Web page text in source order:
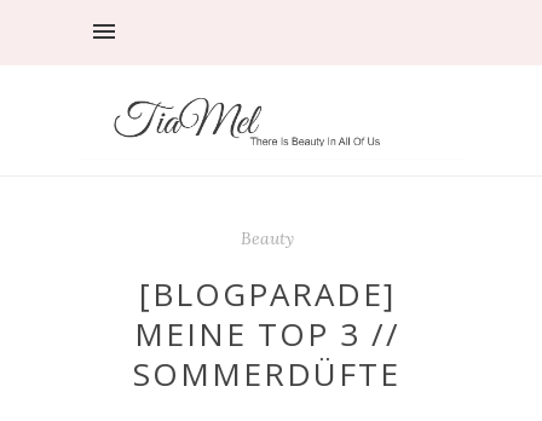
Beauty
[BLOGPARADE]
MEINE TOP 3 //
SOMMERDÜFTE